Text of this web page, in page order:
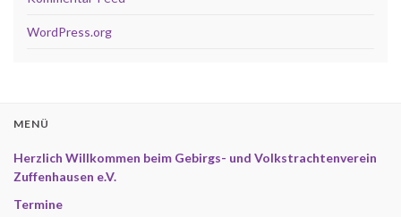
WordPress.org
MENÜ
Herzlich Willkommen beim Gebirgs- und Volkstrachtenverein
Zuffenhausen e.V.
Termine